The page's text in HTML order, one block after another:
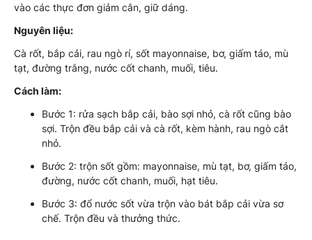
vào các thực đơn giảm cân, giữ dáng.
Nguyên liệu:
Cà rốt, bắp cải, rau ngò rí, sốt mayonnaise, bơ, giấm táo, mù
tạt, đường trắng, nước cốt chanh, muối, tiêu.
Cách làm:
Bước 1: rửa sạch bắp cải, bào sợi nhỏ, cà rốt cũng bào
sợi. Trộn đều bắp cải và cà rốt, kèm hành, rau ngò cắt
nhỏ.
Bước 2: trộn sốt gồm: mayonnaise, mù tạt, bơ, giấm táo,
đường, nước cốt chanh, muối, hạt tiêu.
Bước 3: đổ nước sốt vừa trộn vào bát bắp cải vừa sơ
chế. Trộn đều và thưởng thức.